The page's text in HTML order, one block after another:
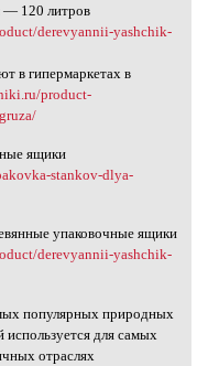
— 120 литров
derevyannii-yashchik-
в гипермаркетах в
product-
ящики
stankov-dlya-
упаковочные ящики
derevyannii-yashchik-
популярных природных
используется для самых
отраслях